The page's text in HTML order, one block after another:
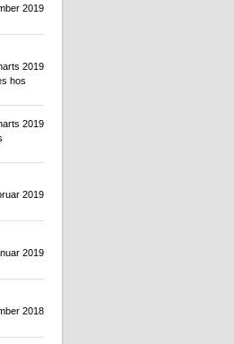
2019
2019
hos
2019
2019
2019
2018